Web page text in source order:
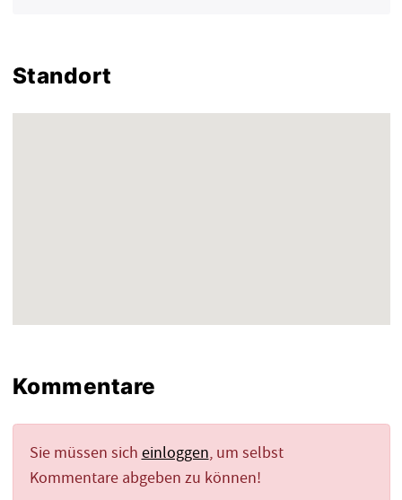
Standort
Kommentare
Sie müssen sich einloggen, um selbst
Kommentare abgeben zu können!